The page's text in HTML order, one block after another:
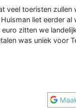
veel toeristen
liet eerder
zitten we
was uniek voor